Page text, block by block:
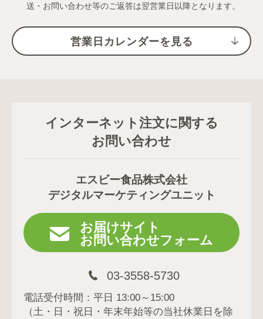
送・お問い合わせ等のご返答は翌営業日以降となります。
営業日カレンダーを見る
インターネット注文に関する
お問い合わせ
エスビー食品株式会社
デジタルマーケティングユニット
お届けサイト
お問い合わせフォーム
03-3558-5730
電話受付時間：平日 13:00～15:00
（土・日・祝日・年末年始等の当社休業日を除